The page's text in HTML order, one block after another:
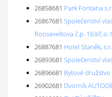
26858681 Park Fontana
26867681 Společenství
Rooseveltova č.p. 163/
26887681 Hotel Staněk,
26893681 Společenství
26896681 Bytové družstvo
26902681 Dvorník